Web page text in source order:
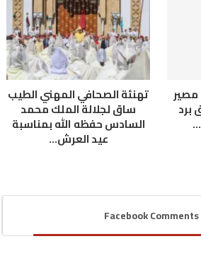
مصير
برد
تهنئة الصحافي المهني الطيب
ساق لجلالة الملك محمد
السادس حفظه الله بمناسبة
عيد العرش…
Facebook Comments